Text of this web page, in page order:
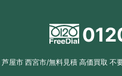
屋市 西宮市/無料見積 高価買取 不